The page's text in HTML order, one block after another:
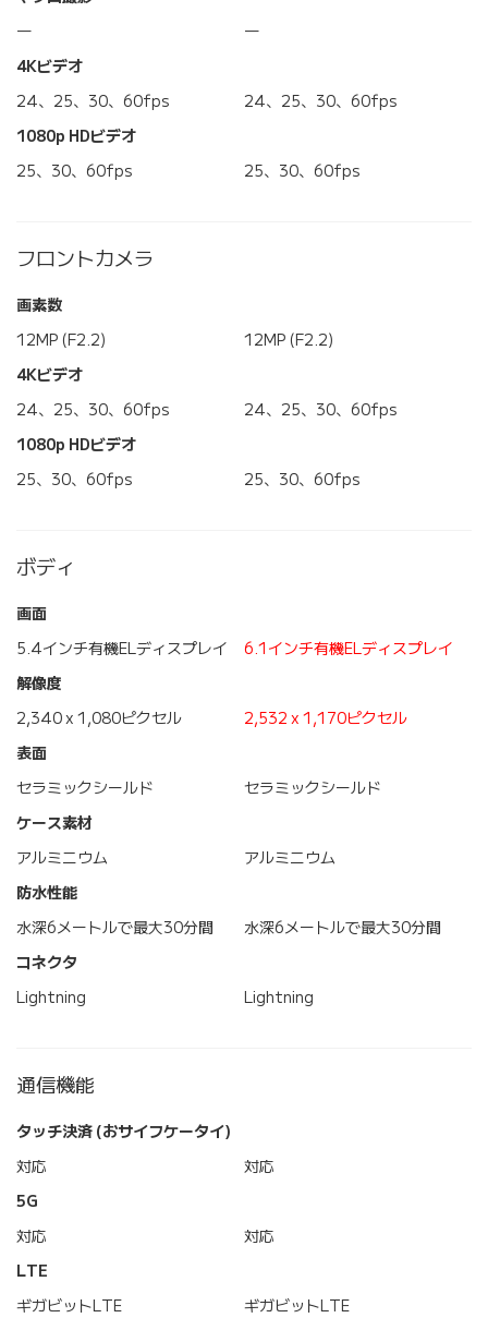
―
―
4Kビデオ
24、25、30、60fps
24、25、30、60fps
1080p HDビデオ
25、30、60fps
25、30、60fps
フロントカメラ
画素数
12MP (F2.2)
12MP (F2.2)
4Kビデオ
24、25、30、60fps
24、25、30、60fps
1080p HDビデオ
25、30、60fps
25、30、60fps
ボディ
画面
5.4インチ有機ELディスプレイ
6.1インチ有機ELディスプレイ
解像度
2,340 x 1,080ピクセル
2,532 x 1,170ピクセル
表面
セラミックシールド
セラミックシールド
ケース素材
アルミニウム
アルミニウム
防水性能
水深6メートルで最大30分間
水深6メートルで最大30分間
コネクタ
Lightning
Lightning
通信機能
タッチ決済 (おサイフケータイ)
対応
対応
5G
対応
対応
LTE
ギガビットLTE
ギガビットLTE